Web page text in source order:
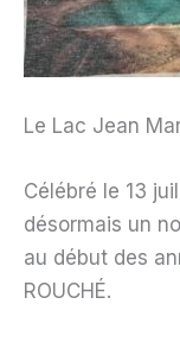
Le Lac Jean
Célébré le 13
désormais un
au début des
ROUCHÉ.